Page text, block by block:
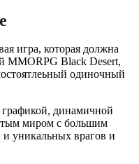
игра, которая должна
MMORPG Black Desert,
одиночный
графикой, динамичной
миром с большим
уникальных врагов и